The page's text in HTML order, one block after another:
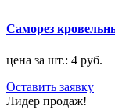
Саморез
цена за шт.: 4 руб.
Оставить заявку
Лидер продаж!